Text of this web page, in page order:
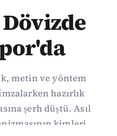
Dövizde
metin ve yöntem
hazırlık
şerh düştü. Asıl
kimleri,